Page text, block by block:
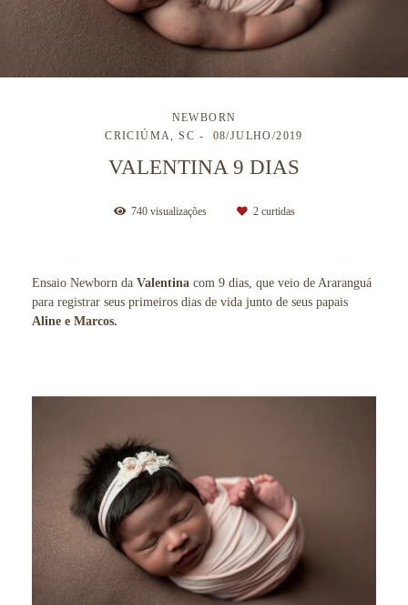
NEWBORN
CRICIÚMA, SC
08/JULHO/2019
VALENTINA 9 DIAS
740visualizações 2curtidas
Ensaio Newborn da Valentina com 9 dias, que veio de Araranguá
para registrar seus primeiros dias de vida junto de seus papais
Aline e Marcos.